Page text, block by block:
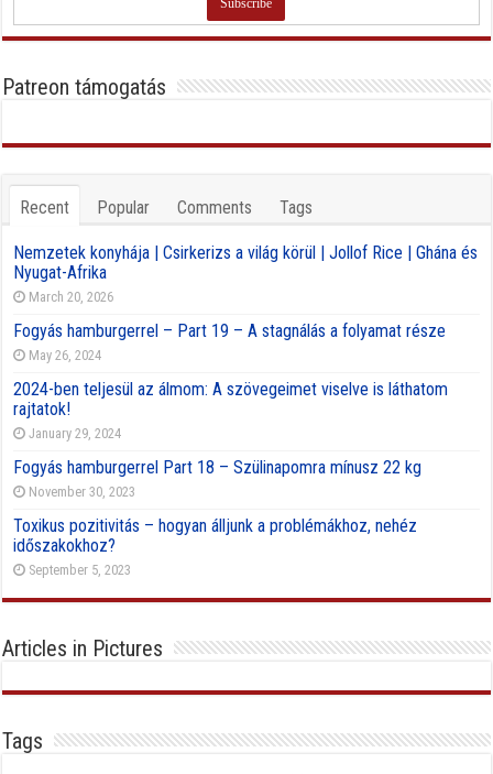
Patreon támogatás
Recent Popular Comments Tags
Nemzetek konyhája | Csirkerizs a világ körül | Jollof Rice | Ghána és
Nyugat-Afrika
March 20, 2026
Fogyás hamburgerrel – Part 19 – A stagnálás a folyamat része
May 26, 2024
2024-ben teljesül az álmom: A szövegeimet viselve is láthatom
rajtatok!
January 29, 2024
Fogyás hamburgerrel Part 18 – Szülinapomra mínusz 22 kg
November 30, 2023
Toxikus pozitivitás – hogyan álljunk a problémákhoz, nehéz
időszakokhoz?
September 5, 2023
Articles in Pictures
Tags